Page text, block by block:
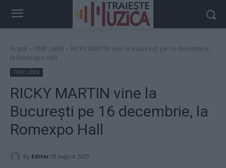
Acasă TIMP LIBER
RICKY MARTIN vine la București pe 16 decembrie,
la Romexpo Hall
TIMP LIBER
RICKY MARTIN vine la
București pe 16 decembrie, la
Romexpo Hall
By Editor 28 august 2025